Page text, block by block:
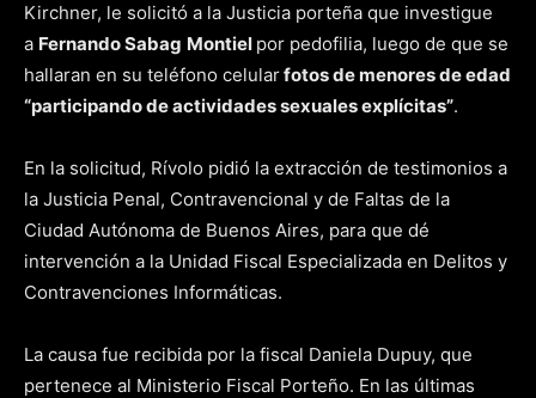
Kirchner, le solicitó a la Justicia porteña que investigue
a Fernando Sabag Montiel por pedofilia, luego de que se
hallaran en su teléfono celularfotos de menores de edad
“participando de actividades sexuales explícitas”.
En la solicitud, Rívolo pidió la extracción de testimonios a
la Justicia Penal, Contravencional y de Faltas de la
Ciudad Autónoma de Buenos Aires, para que dé
intervención a la Unidad Fiscal Especializada en Delitos y
Contravenciones Informáticas.
La causa fue recibida por la fiscal Daniela Dupuy, que
pertenece al Ministerio Fiscal Porteño. En las últimas